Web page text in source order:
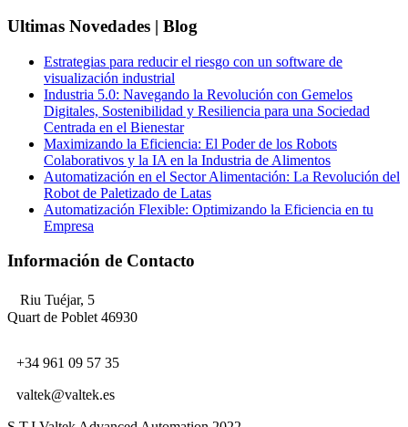
Ultimas Novedades | Blog
Estrategias para reducir el riesgo con un software de
visualización industrial
Industria 5.0: Navegando la Revolución con Gemelos
Digitales, Sostenibilidad y Resiliencia para una Sociedad
Centrada en el Bienestar
Maximizando la Eficiencia: El Poder de los Robots
Colaborativos y la IA en la Industria de Alimentos
Automatización en el Sector Alimentación: La Revolución del
Robot de Paletizado de Latas
Automatización Flexible: Optimizando la Eficiencia en tu
Empresa
Información de Contacto
Riu Tuéjar, 5
Quart de Poblet 46930
+34 961 09 57 35
valtek@valtek.es